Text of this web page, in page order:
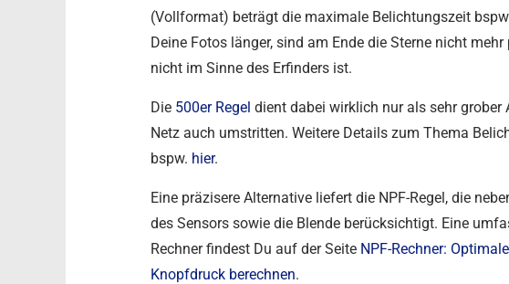
(Vollformat) beträgt die maximale Belichtungszeit
Deine Fotos länger, sind am Ende die Sterne nicht
nicht im Sinne des Erfinders ist.
Die 500er Regel dient dabei wirklich nur als sehr
Netz auch umstritten. Weitere Details zum Thema
bspw. hier.
Eine präzisere Alternative liefert die NPF-Regel, die
des Sensors sowie die Blende berücksichtigt. Eine
Rechner findest Du auf der Seite NPF-Rechner:
Knopfdruck berechnen.